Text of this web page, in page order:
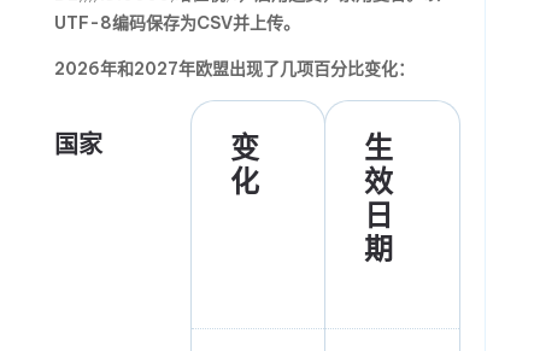
UTF-8编码保存为CSV并上传。
2026年和2027年欧盟出现了几项百分比变化：
国家
变
化
生
效
日
期